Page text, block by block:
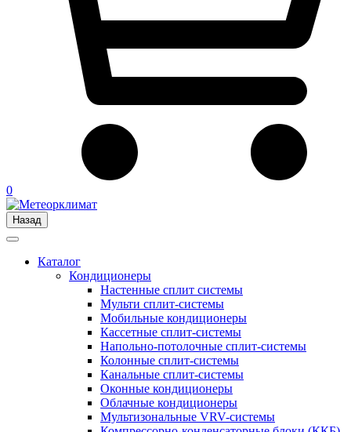
0
Назад
Каталог
Кондиционеры
Настенные сплит системы
Мульти сплит-системы
Мобильные кондиционеры
Кассетные сплит-системы
Напольно-потолочные сплит-системы
Колонные сплит-системы
Канальные сплит-системы
Оконные кондиционеры
Облачные кондиционеры
Мультизональные VRV-системы